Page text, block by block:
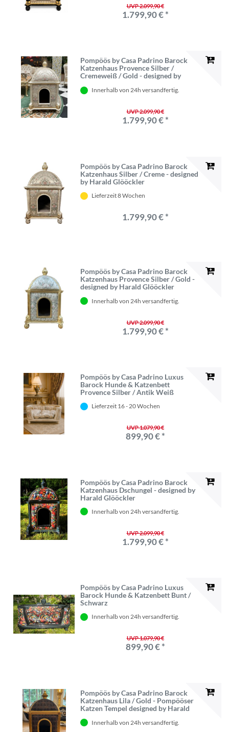
UVP 2.099,90 €
1.799,90 € *
Pompöös by Casa Padrino Barock
Katzenhaus Provence Silber /
Cremeweiß / Gold - designed by
Innerhalb von 24h versandfertig.
UVP 2.099,90 €
1.799,90 € *
Pompöös by Casa Padrino Barock
Katzenhaus Silber / Creme - designed
by Harald Glööckler
Lieferzeit 8 Wochen
1.799,90 € *
Pompöös by Casa Padrino Barock
Katzenhaus Provence Silber / Gold -
designed by Harald Glööckler
Innerhalb von 24h versandfertig.
UVP 2.099,90 €
1.799,90 € *
Pompöös by Casa Padrino Luxus
Barock Hunde & Katzenbett
Provence Silber / Antik Weiß
Lieferzeit 16 - 20 Wochen
UVP 1.079,90 €
899,90 € *
Pompöös by Casa Padrino Barock
Katzenhaus Dschungel - designed by
Harald Glööckler
Innerhalb von 24h versandfertig.
UVP 2.099,90 €
1.799,90 € *
Pompöös by Casa Padrino Luxus
Barock Hunde & Katzenbett Bunt /
Schwarz
Innerhalb von 24h versandfertig.
UVP 1.079,90 €
899,90 € *
Pompöös by Casa Padrino Barock
Katzenhaus Lila / Gold - Pompööser
Katzen Tempel designed by Harald
Barockstil
Innerhalb von 24h versandfertig.